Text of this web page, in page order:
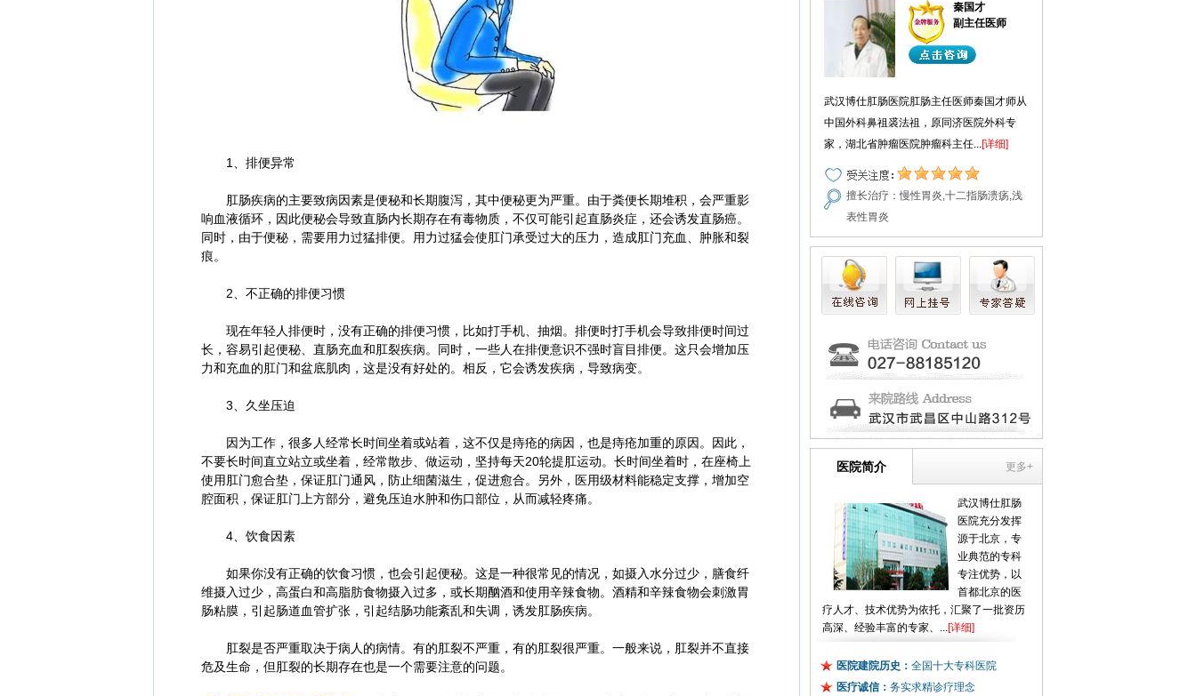
1、排便异常
肛肠疾病的主要致病因素是便秘和长期腹泻，其中便秘更为严重。由于粪便长期堆积，会严重影
响血液循环，因此便秘会导致直肠内长期存在有毒物质，不仅可能引起直肠炎症，还会诱发直肠癌。
同时，由于便秘，需要用力过猛排便。用力过猛会使肛门承受过大的压力，造成肛门充血、肿胀和裂
痕。
2、不正确的排便习惯
现在年轻人排便时，没有正确的排便习惯，比如打手机、抽烟。排便时打手机会导致排便时间过
长，容易引起便秘、直肠充血和肛裂疾病。同时，一些人在排便意识不强时盲目排便。这只会增加压
力和充血的肛门和盆底肌肉，这是没有好处的。相反，它会诱发疾病，导致病变。
3、久坐压迫
因为工作，很多人经常长时间坐着或站着，这不仅是痔疮的病因，也是痔疮加重的原因。因此，
不要长时间直立站立或坐着，经常散步、做运动，坚持每天20轮提肛运动。长时间坐着时，在座椅上
使用肛门愈合垫，保证肛门通风，防止细菌滋生，促进愈合。另外，医用级材料能稳定支撑，增加空
腔面积，保证肛门上方部分，避免压迫水肿和伤口部位，从而减轻疼痛。
4、饮食因素
如果你没有正确的饮食习惯，也会引起便秘。这是一种很常见的情况，如摄入水分过少，膳食纤
维摄入过少，高蛋白和高脂肪食物摄入过多，或长期酗酒和使用辛辣食物。酒精和辛辣食物会刺激胃
肠粘膜，引起肠道血管扩张，引起结肠功能紊乱和失调，诱发肛肠疾病。
肛裂是否严重取决于病人的病情。有的肛裂不严重，有的肛裂很严重。一般来说，肛裂并不直接
危及生命，但肛裂的长期存在也是一个需要注意的问题。
秦国才
副主任医师
武汉博仕肛肠医院肛肠主任医师秦国才师从
中国外科鼻祖裘法祖，原同济医院外科专
家，湖北省肿瘤医院肿瘤科主任...[详细]
擅长治疗：慢性胃炎,十二指肠溃疡,浅
表性胃炎
更多+
医院简介
武汉博仕肛肠
医院充分发挥
源于北京，专
业典范的专科
专注优势，以
首都北京的医
疗人才、技术优势为依托，汇聚了一批资历
高深、经验丰富的专家、...[详细]
医院建院历史： 全国十大专科医院
医疗诚信： 务实求精诊疗理念